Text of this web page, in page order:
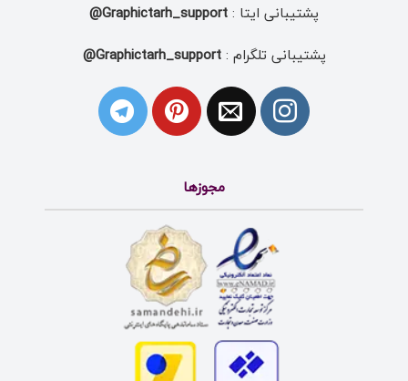
پشتیبانی ایتا : Graphictarh_support@
پشتیبانی تلگرام :Graphictarh_support@
مجوزها